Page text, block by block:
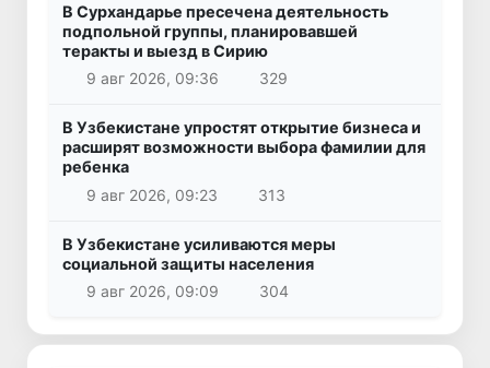
В Сурхандарье пресечена деятельность
подпольной группы, планировавшей
теракты и выезд в Сирию
9 авг 2026, 09:36
329
В Узбекистане упростят открытие бизнеса и
расширят возможности выбора фамилии для
ребенка
9 авг 2026, 09:23
313
В Узбекистане усиливаются меры
социальной защиты населения
9 авг 2026, 09:09
304